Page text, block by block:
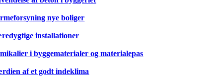
nye boliger
installationer
i byggematerialer og materialepas
af et godt indeklima